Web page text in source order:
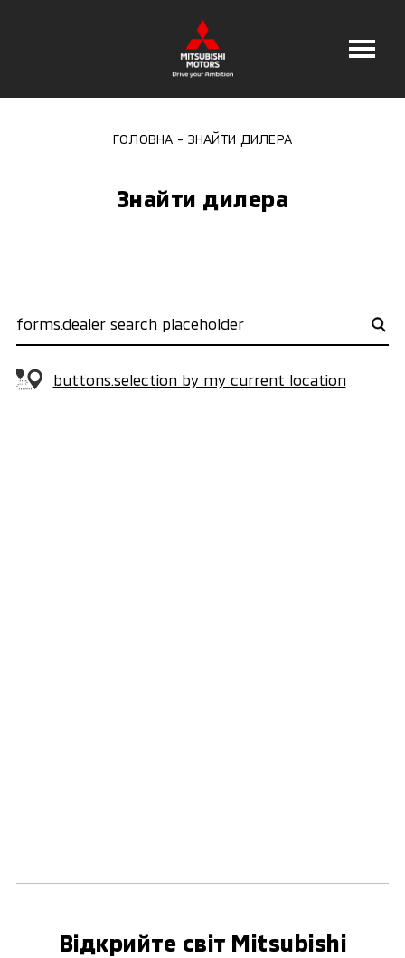
ГОЛОВНА ЗНАЙТИ ДИЛЕРА
Знайти дилера
buttons.selection by my current location
Відкрийте світ Mitsubishi